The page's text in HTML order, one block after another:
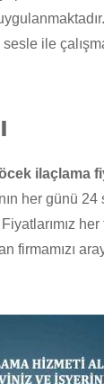
sesle ile
ilaçlama
her günü 24
firmamızı